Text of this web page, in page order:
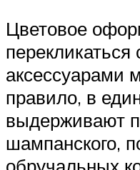
Цветовое
аксессуарами
правило, в
выдерживают
шампанского,